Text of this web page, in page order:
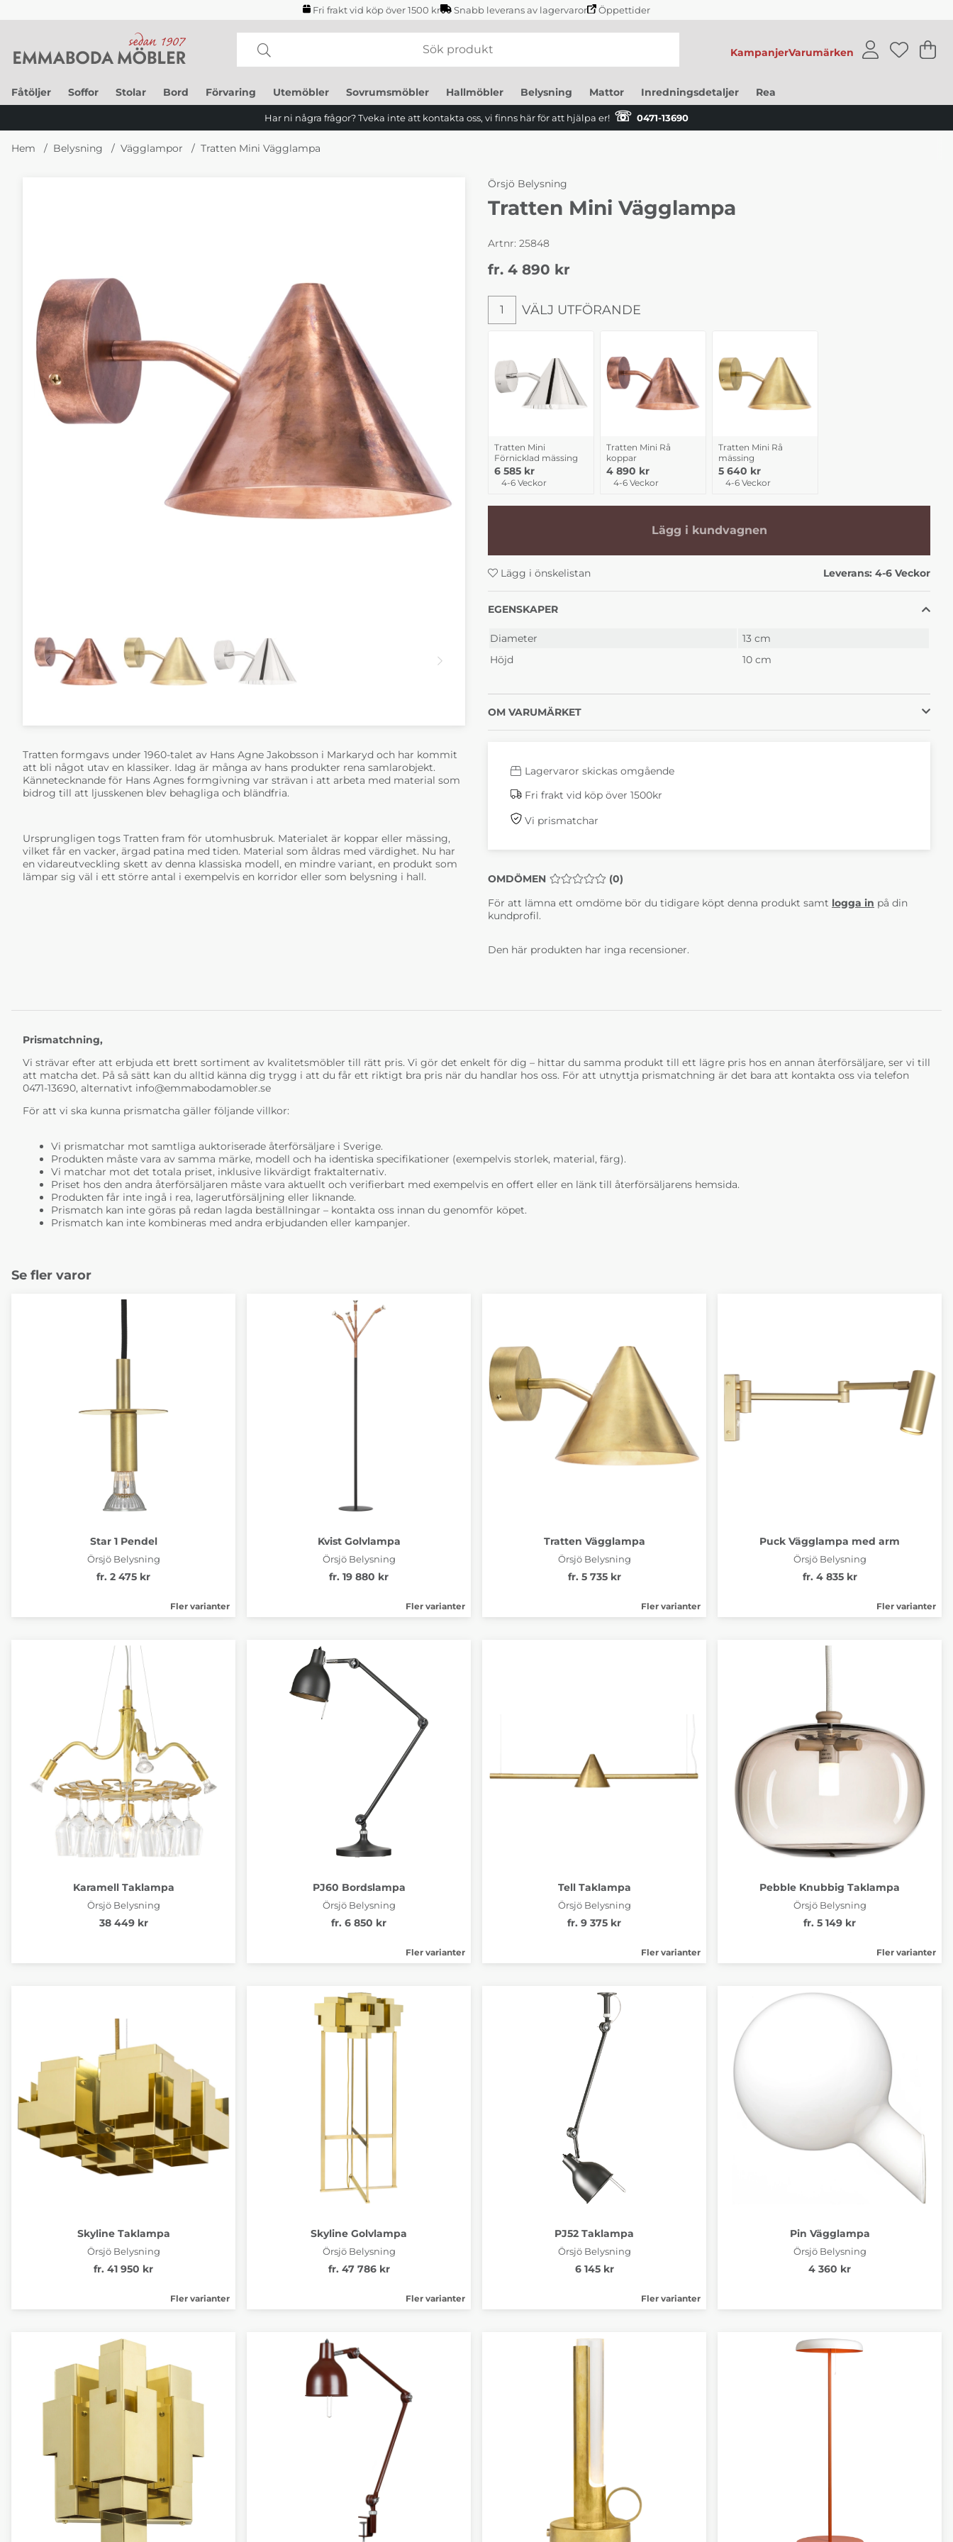
Fri frakt vid köp över 1500 kr Snabb leverans av lagervaror Öppettider
KampanjerVarumärken .
Fåtöljer Soffor Stolar Bord Förvaring Utemöbler Sovrumsmöbler Hallmöbler Belysning Mattor Inredningsdetaljer Rea
Har ni några frågor? Tveka inte att kontakta oss, vi finns här för att hjälpa er! ☏ 0471-13690
Hem Belysning Vägglampor Tratten Mini Vägglampa
Tratten formgavs under 1960-talet av Hans Agne Jakobsson i Markaryd och har kommit
att bli något utav en klassiker. Idag är många av hans produkter rena samlarobjekt.
Kännetecknande för Hans Agnes formgivning var strävan i att arbeta med material som
bidrog till att ljusskenen blev behagliga och bländfria.
Ursprungligen togs Tratten fram för utomhusbruk. Materialet är koppar eller mässing,
vilket får en vacker, ärgad patina med tiden. Material som åldras med värdighet. Nu har
en vidareutveckling skett av denna klassiska modell, en mindre variant, en produkt som
lämpar sig väl i ett större antal i exempelvis en korridor eller som belysning i hall.
Örsjö Belysning
Tratten Mini Vägglampa
Artnr: 25848
fr. 4 890 kr
Välj utförande
1 VÄLJ UTFÖRANDE
Tratten Mini
Förnicklad mässing
6 585 kr
4-6 Veckor
Tratten Mini Rå
koppar
4 890 kr
4-6 Veckor
Tratten Mini Rå
mässing
5 640 kr
4-6 Veckor
Lägg i kundvagnen
Lägg i önskelistan Leverans: 4-6 Veckor
EGENSKAPER
Diameter
13 cm
Höjd
10 cm
OM VARUMÄRKET
Lagervaror skickas omgående
Fri frakt vid köp över 1500kr
Vi prismatchar
OMDÖMEN MEDELBETYG 0 AV 5 ANTAL BETYG 0
(0)
För att lämna ett omdöme bör du tidigare köpt denna produkt samt logga in på din
kundprofil.
Den här produkten har inga recensioner.
Prismatchning,
Vi strävar efter att erbjuda ett brett sortiment av kvalitetsmöbler till rätt pris. Vi gör det enkelt för dig – hittar du samma produkt till ett lägre pris hos en annan återförsäljare, ser vi till
att matcha det. På så sätt kan du alltid känna dig trygg i att du får ett riktigt bra pris när du handlar hos oss. För att utnyttja prismatchning är det bara att kontakta oss via telefon
0471-13690, alternativt info@emmabodamobler.se
För att vi ska kunna prismatcha gäller följande villkor:
Vi prismatchar mot samtliga auktoriserade återförsäljare i Sverige.
Produkten måste vara av samma märke, modell och ha identiska specifikationer (exempelvis storlek, material, färg).
Vi matchar mot det totala priset, inklusive likvärdigt fraktalternativ.
Priset hos den andra återförsäljaren måste vara aktuellt och verifierbart med exempelvis en offert eller en länk till återförsäljarens hemsida.
Produkten får inte ingå i rea, lagerutförsäljning eller liknande.
Prismatch kan inte göras på redan lagda beställningar – kontakta oss innan du genomför köpet.
Prismatch kan inte kombineras med andra erbjudanden eller kampanjer.
Se fler varor
Star 1 Pendel
Örsjö Belysning
fr. 2 475 kr
Fler varianter
Kvist Golvlampa
Örsjö Belysning
fr. 19 880 kr
Fler varianter
Tratten Vägglampa
Örsjö Belysning
fr. 5 735 kr
Fler varianter
Puck Vägglampa med arm
Örsjö Belysning
fr. 4 835 kr
Fler varianter
Karamell Taklampa
Örsjö Belysning
38 449 kr
PJ60 Bordslampa
Örsjö Belysning
fr. 6 850 kr
Fler varianter
Tell Taklampa
Örsjö Belysning
fr. 9 375 kr
Fler varianter
Pebble Knubbig Taklampa
Örsjö Belysning
fr. 5 149 kr
Fler varianter
Skyline Taklampa
Örsjö Belysning
fr. 41 950 kr
Fler varianter
Skyline Golvlampa
Örsjö Belysning
fr. 47 786 kr
Fler varianter
PJ52 Taklampa
Örsjö Belysning
6 145 kr
Fler varianter
Pin Vägglampa
Örsjö Belysning
4 360 kr